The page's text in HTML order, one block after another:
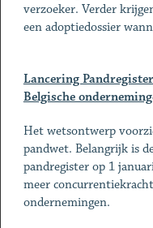
verzoeker. Verder
een adoptiedossier
Lancering
Belgische
Het wetsontwerp
pandwet. Belangrijk is
pandregister op 1
meer
ondernemingen.